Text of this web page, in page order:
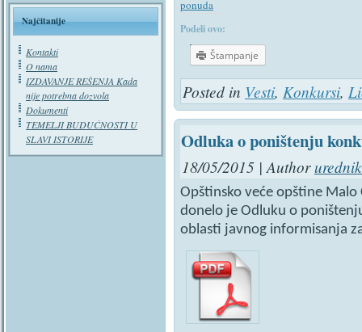
Najčitanije
Kontakti
O nama
IZDAVANJE REŠENJA Kada
nije potrebna dozvola
Dokumenti
TEMELJI BUDUĆNOSTI U
SLAVI ISTORIJE
ponuda
Podeli ovo:
Štampanje
Posted in Vesti, Konkursi,
Odluka o poništenju
18/05/2015 | Authorurednik
Opštinsko veće opštine
donelo je Odluku o
oblasti javnog informisanja